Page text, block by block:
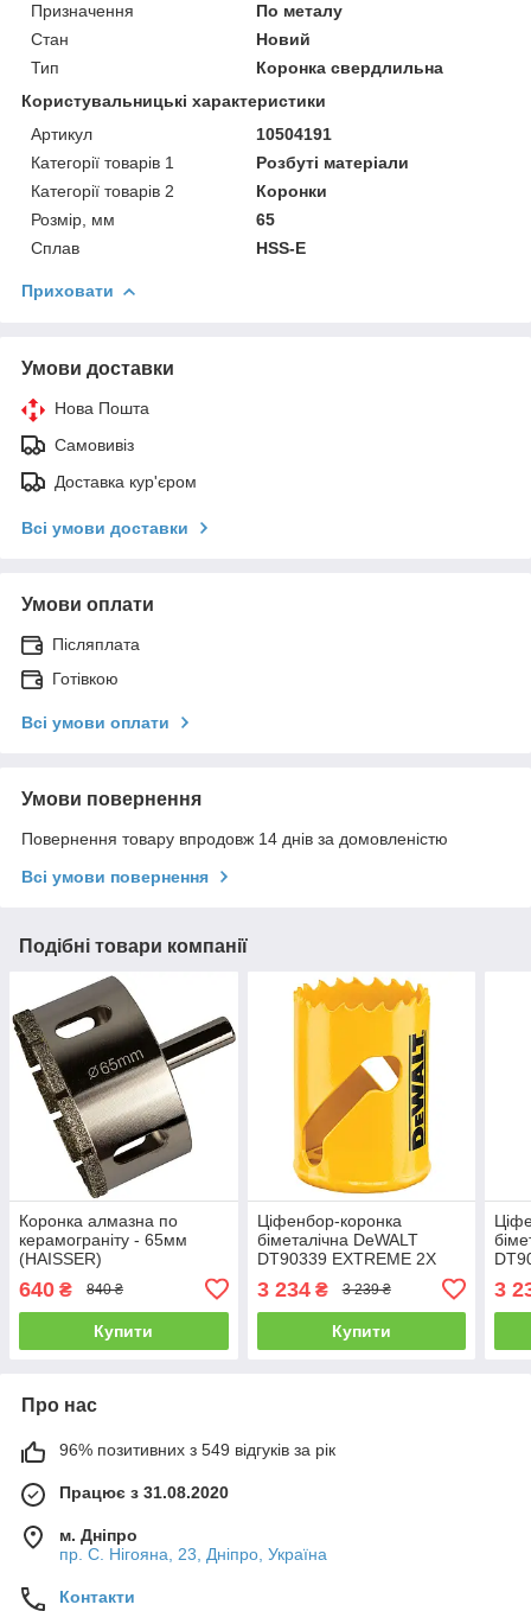
Призначення
По металу
Стан
Новий
Тип
Коронка свердлильна
Користувальницькі характеристики
Артикул
10504191
Категорії товарів 1
Розбуті матеріали
Категорії товарів 2
Коронки
Розмір, мм
65
Сплав
HSS-E
Приховати
Умови доставки
Нова Пошта
Самовивіз
Доставка кур'єром
Всі умови доставки
Умови оплати
Післяплата
Готівкою
Всі умови оплати
Умови повернення
Повернення товару впродовж 14 днів за домовленістю
Всі умови повернення
Подібні товари компанії
Коронка алмазна по
керамограніту - 65мм
(HAISSER)
640 ₴ 840 ₴
Купити
Ціфенбор-коронка
біметалічна DeWALT
DT90339 EXTREME 2X
LONG LIFE, діаметр 105
мм, глибина різу 46 мм,
матеріал застосування -
3 234₴ 3 239 ₴
Купити
мм,
3
Про нас
96% позитивних з 549 відгуків за рік
Працює з 31.08.2020
м. Дніпро
пр. С. Нігояна, 23, Дніпро, Україна
Контакти